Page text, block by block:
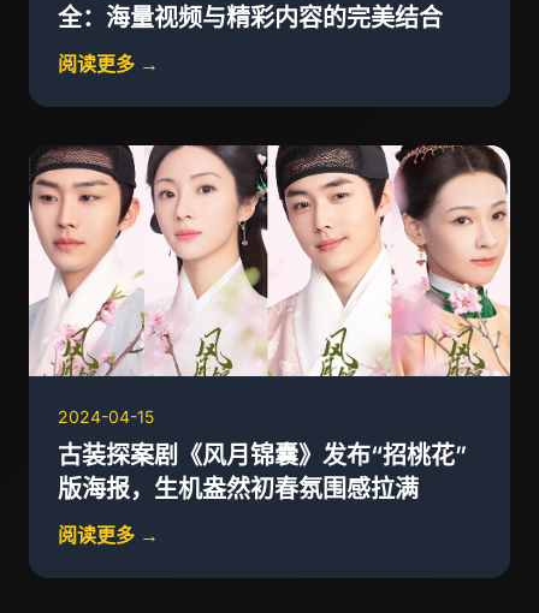
全：海量视频与精彩内容的完美结合
阅读更多 →
2024-04-15
古装探案剧《风月锦囊》发布“招桃花”
版海报，生机盎然初春氛围感拉满
阅读更多 →